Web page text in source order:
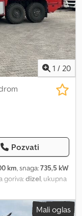
1 / 20
Pozvati
km, snaga:735,5 kW
goriva:dizel, ukupna
svetla, grejač za
istorija, pogon na
Mali oglas